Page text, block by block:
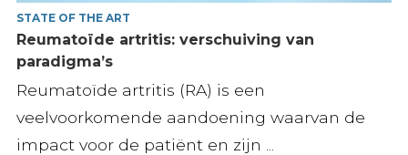
STATE OF THE ART
Reumatoïde artritis: verschuiving van
paradigma’s
Reumatoïde artritis (RA) is een
veelvoorkomende aandoening waarvan de
impact voor de patiënt en zijn ...